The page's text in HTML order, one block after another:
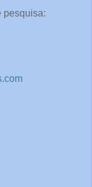
pesquisa: